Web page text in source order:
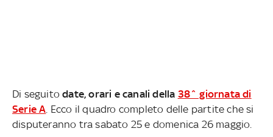
Di seguitodate, orari e canali della 38^ giornata di
Serie A . Ecco il quadro completo delle partite che si
disputeranno tra sabato 25 e domenica 26 maggio.